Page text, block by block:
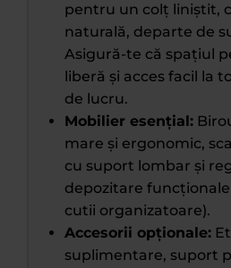
pentru un colț liniștit,
naturală, departe de
Asigură-te că spațiul
liberă și acces facil la
de lucru.
Mobilier esențial:
mare și ergonomic,
cu suport lombar și
depozitare
cutii organizatoare).
Accesorii opționale:
suplimentare, suport